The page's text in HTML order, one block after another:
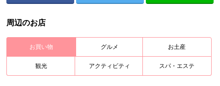
周辺のお店
お買い物 グルメ お土産
観光 アクティビティ スパ・エステ